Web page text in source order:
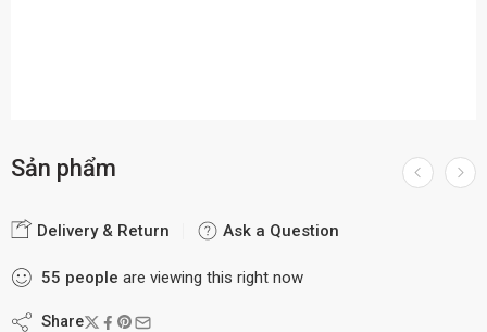
Sản phẩm
Delivery & Return Ask a Question
55 people are viewing this right now
Share